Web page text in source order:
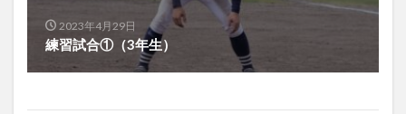
2023年4月29日
練習試合①（3年生）